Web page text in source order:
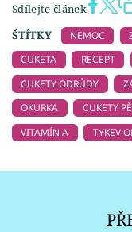
Sdílejte článek
ŠTÍTKY
NEMOC
CUKETA
RECEPT
CUKETY ODRŮDY
OKURKA
CUKETY
VITAMÍN A
TYKEV